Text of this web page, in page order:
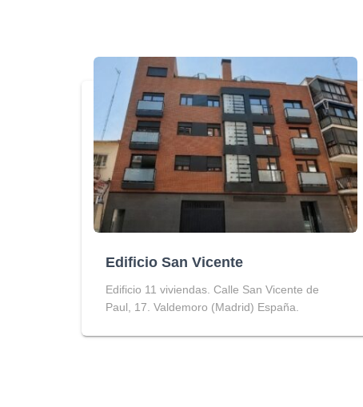
Edificio San Vicente
Edificio 11 viviendas. Calle San Vicente de
Paul, 17. Valdemoro (Madrid) España.